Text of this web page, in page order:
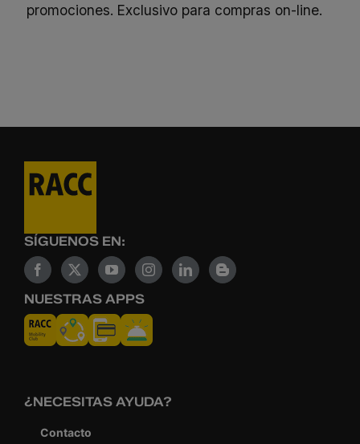
promociones. Exclusivo para compras on-line.
SÍGUENOS EN:
NUESTRAS APPS
¿NECESITAS AYUDA?
Contacto